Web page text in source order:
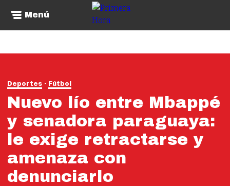
Menú
Deportes Fútbol
Nuevo lío entre Mbappé
y senadora paraguaya:
le exige retractarse y
amenaza con
denunciarlo